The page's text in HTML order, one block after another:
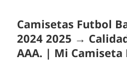
Camisetas Futbol
2024 2025 →
AAA. | Mi Camiseta